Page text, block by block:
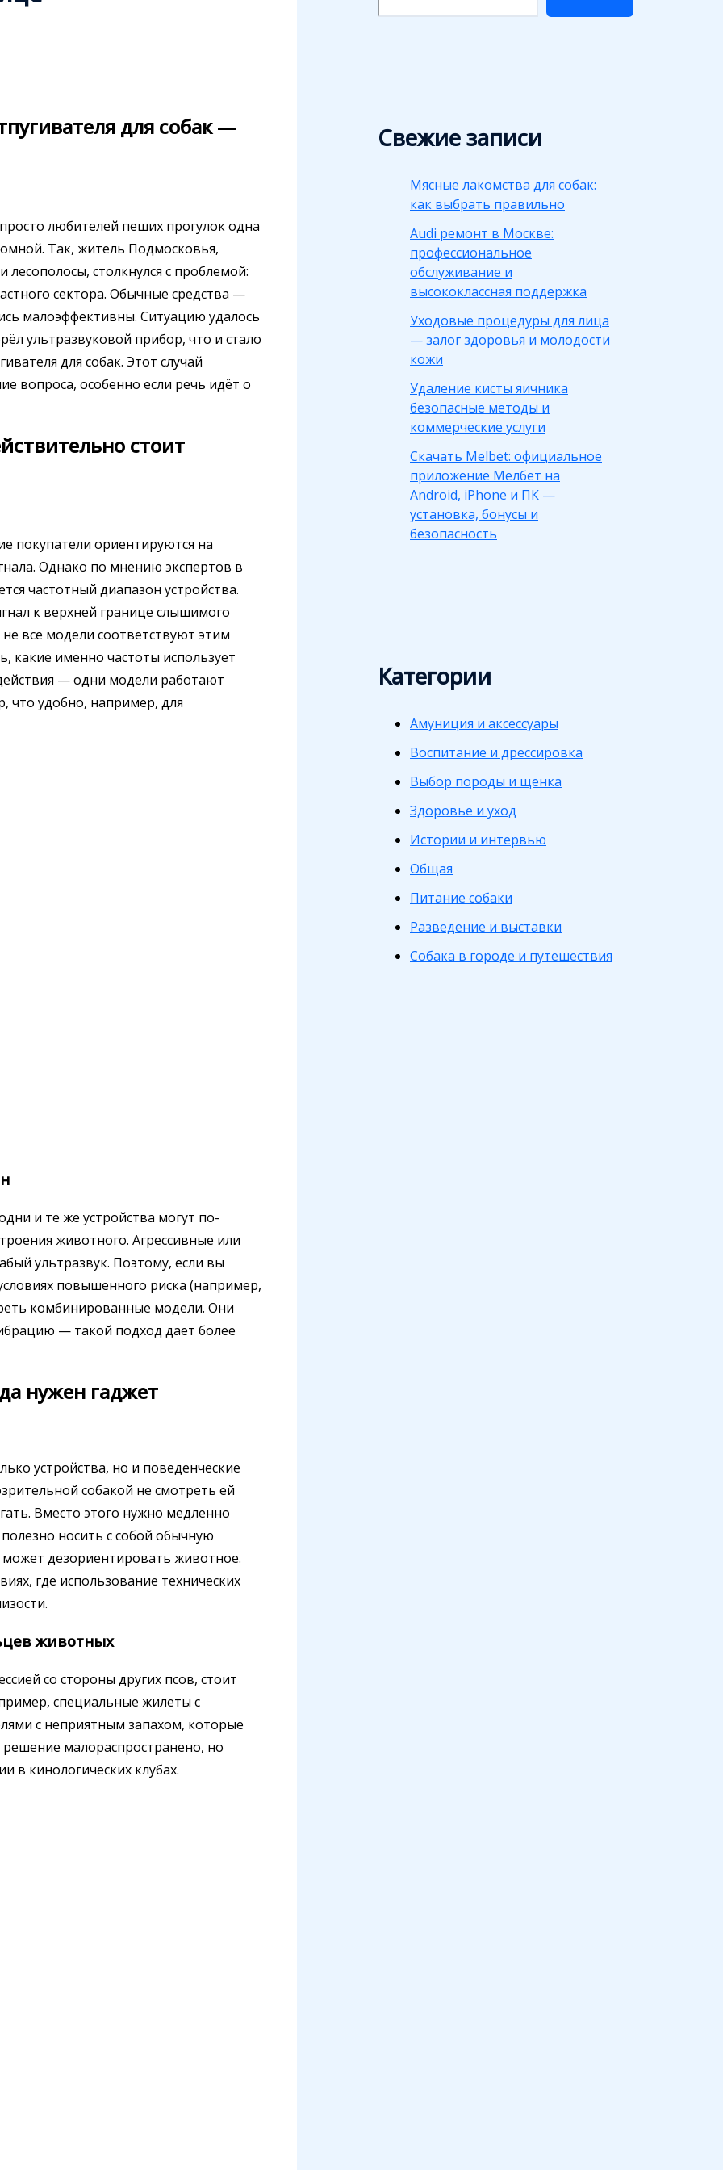
для собак —
любителей пеших прогулок одна
Так, житель Подмосковья,
столкнулся с проблемой:
сектора. Обычные средства —
малоэффективны. Ситуацию удалось
ультразвуковой прибор, что и стало
для собак. Этот случай
вопроса, особенно если речь идёт о
стоит
покупатели ориентируются на
Однако по мнению экспертов в
частотный диапазон устройства.
к верхней границе слышимого
все модели соответствуют этим
какие именно частоты использует
— одни модели работают
что удобно, например, для
и те же устройства могут по-
животного. Агрессивные или
ультразвук. Поэтому, если вы
повышенного риска (например,
комбинированные модели. Они
— такой подход дает более
нужен гаджет
устройства, но и поведенческие
собакой не смотреть ей
Вместо этого нужно медленно
носить с собой обычную
дезориентировать животное.
где использование технических
животных
со стороны других псов, стоит
специальные жилеты с
с неприятным запахом, которые
малораспространено, но
в кинологических клубах.
Свежие записи
Мясные лакомства для собак:
как выбрать правильно
Audi ремонт в Москве:
профессиональное
обслуживание и
высококлассная поддержка
Уходовые процедуры для лица
— залог здоровья и молодости
кожи
Удаление кисты яичника
безопасные методы и
коммерческие услуги
Скачать Melbet: официальное
приложение Мелбет на
Android, iPhone и ПК —
установка, бонусы и
безопасность
Категории
Амуниция и аксессуары
Воспитание и дрессировка
Выбор породы и щенка
Здоровье и уход
Истории и интервью
Общая
Питание собаки
Разведение и выставки
Собака в городе и путешествия